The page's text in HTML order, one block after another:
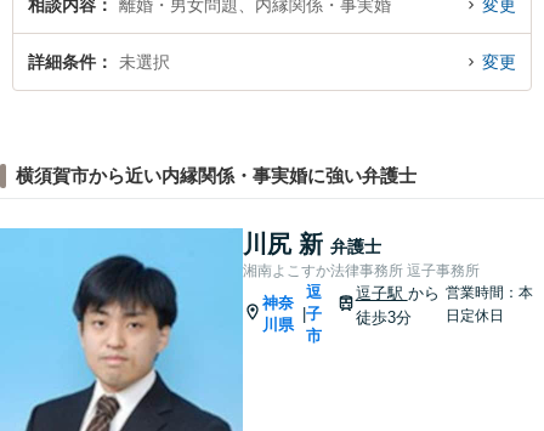
相談内容 離婚・男女問題、内縁関係・事実婚 変更
詳細条件 未選択 変更
横須賀市から近い内縁関係・事実婚に強い弁護士
川尻 新 弁護士
湘南よこすか法律事務所 逗子事務所
神奈
川県
逗
子
市
逗子駅 から
徒歩3分
営業時間：本
日定休日